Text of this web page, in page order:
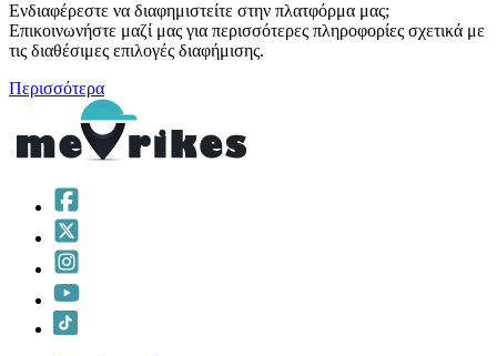
Ενδιαφέρεστε να διαφημιστείτε στην πλατφόρμα μας;
Επικοινωνήστε μαζί μας για περισσότερες πληροφορίες σχετικά με
τις διαθέσιμες επιλογές διαφήμισης.
Περισσότερα